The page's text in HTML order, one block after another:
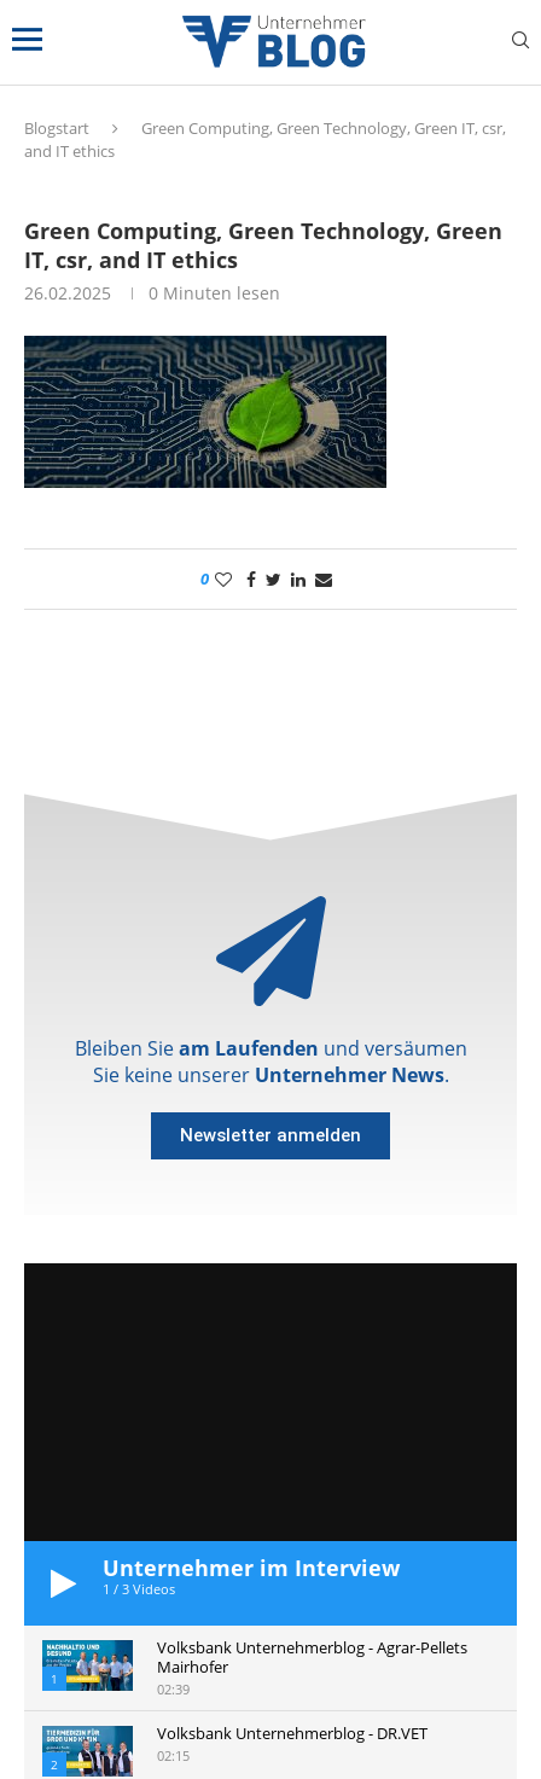
Blogstart
Green Computing, Green Technology, Green IT, csr,
and IT ethics
Green Computing, Green Technology, Green
IT, csr, and IT ethics
26.02.2025 0 Minuten lesen
0
Bleiben Sieam Laufenden und versäumen
Sie keine unserer Unternehmer News.
Newsletter anmelden
Unternehmer im Interview
1 / 3 Videos
1
Volksbank Unternehmerblog - Agrar-Pellets
Mairhofer
02:39
2
Volksbank Unternehmerblog - DR.VET
02:15